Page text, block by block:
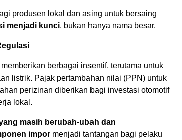
produsen lokal dan asing untuk bersaing
menjadi kunci, bukan hanya nama besar.
berbagai insentif, terutama untuk
listrik. Pajak pertambahan nilai (PPN) untuk
perizinan diberikan bagi investasi otomotif
lokal.
masih berubah-ubah dan
impor menjadi tantangan bagi pelaku